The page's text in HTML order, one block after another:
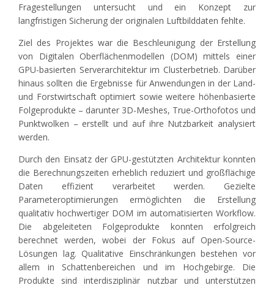
Fragestellungen untersucht und ein Konzept zur
langfristigen Sicherung der originalen Luftbilddaten fehlte.
Ziel des Projektes war die Beschleunigung der Erstellung
von Digitalen Oberflächenmodellen (DOM) mittels einer
GPU-basierten Serverarchitektur im Clusterbetrieb. Darüber
hinaus sollten die Ergebnisse für Anwendungen in der Land-
und Forstwirtschaft optimiert sowie weitere höhenbasierte
Folgeprodukte – darunter 3D-Meshes, True-Orthofotos und
Punktwolken – erstellt und auf ihre Nutzbarkeit analysiert
werden.
Durch den Einsatz der GPU-gestützten Architektur konnten
die Berechnungszeiten erheblich reduziert und großflächige
Daten effizient verarbeitet werden. Gezielte
Parameteroptimierungen ermöglichten die Erstellung
qualitativ hochwertiger DOM im automatisierten Workflow.
Die abgeleiteten Folgeprodukte konnten erfolgreich
berechnet werden, wobei der Fokus auf Open-Source-
Lösungen lag. Qualitative Einschränkungen bestehen vor
allem in Schattenbereichen und im Hochgebirge. Die
Produkte sind interdisziplinär nutzbar und unterstützen